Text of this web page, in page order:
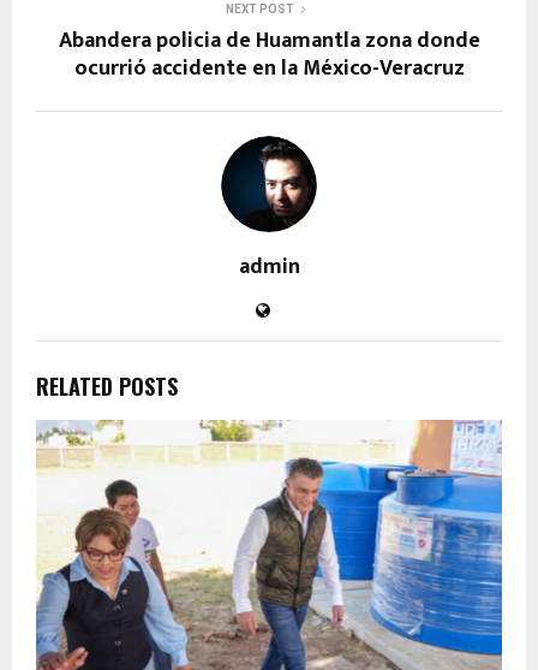
NEXT POST
Abandera policia de Huamantla zona donde
ocurrió accidente en la México-Veracruz
admin
RELATED POSTS